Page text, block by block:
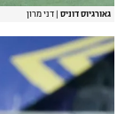
גאורגיוס דוניס דני מרון